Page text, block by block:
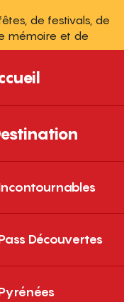
Découvertes
de festivals, de
mémoire et de
fêtes,
dans le
expositions,